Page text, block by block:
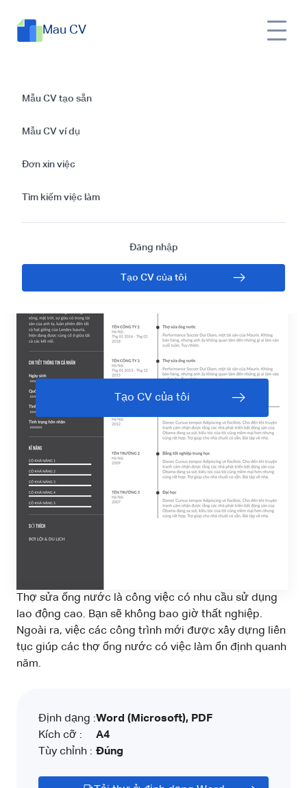
Mau CV
Mẫu CV tạo sẵn
Mẫu CV ví dụ
Đơn xin việc
Tìm kiếm việc làm
Đăng nhập
Tạo CV của tôi
Sơ yếu lý lịch xin
việc thợ sửa đường
ống nước
Tạo CV của tôi
Thợ sửa ống nước là công việc có nhu cầu sử dụng
lao động cao. Bạn sẽ không bao giờ thất nghiệp.
Ngoài ra, việc các công trình mới được xây dựng liên
tục giúp các thợ ống nước có việc làm ổn định quanh
năm.
Định dạng :
Kích cỡ :
Tùy chỉnh :
Word (Microsoft), PDF
A4
Đúng